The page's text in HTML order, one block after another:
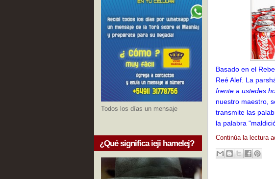
Todos los días un mensaje
¿Qué significa ieji hamelej?
Basado en el
Reé Alef. La
frente a ustedes
nuestro maestro,
transmite las
la palabra
Continúa la lectura